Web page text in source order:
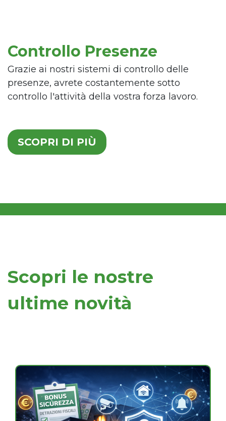
Controllo Presenze
Grazie ai nostri sistemi di controllo delle
presenze, avrete costantemente sotto
controllo l'attività della vostra forza lavoro.
SCOPRI DI PIÙ
Scopri le nostre
ultime novità